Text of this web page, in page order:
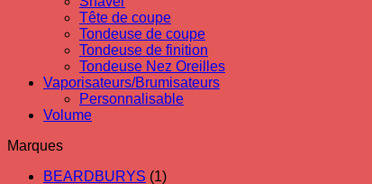
Tête de coupe
Tondeuse de coupe
Tondeuse de finition
Tondeuse Nez Oreilles
Vaporisateurs/Brumisateurs
Personnalisable
Volume
Marques
BEARDBURYS (1)